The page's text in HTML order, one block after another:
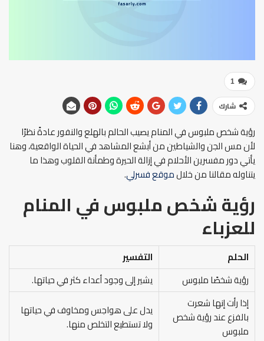
1
شارك
رؤية شخص ملبوس في المنام يصيب الحالم بالهلع والنفور عادةً نظرًا
لأن مس الجن والشياطين من أبشع المشاهد في الحياة الواقعية، وهنا
يأتي دور مفسرين الأحلام في إزالة الحيرة وطمأنة القلوب وهذا ما
يتناوله مقالنا من خلالموقع فسرلي.
رؤية شخص ملبوس في المنام
للعزباء
الحلم
التفسير
رؤية شخصًا ملبوس
يشير إلى وجود أعداء كثر في حياتها.
إذا رأت إنها شعرت
بالفزع عند رؤية شخص
ملبوس
يدل على هواجس ومخاوف في حياتها
ولا تستطيع التخلص منها.